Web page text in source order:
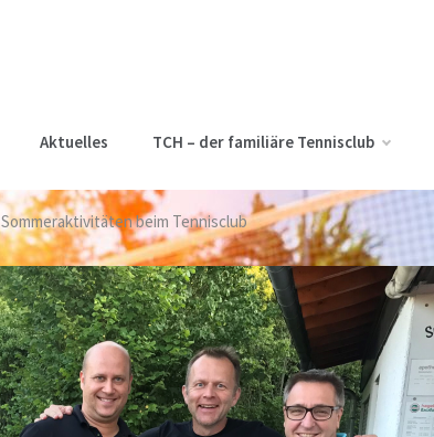
Aktuelles TCH – der familiäre Tennisclub
Sommeraktivitäten beim Tennisclub